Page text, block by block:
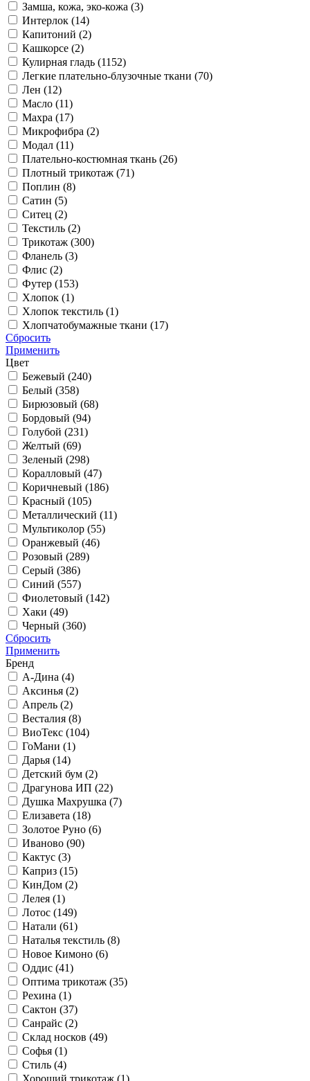
Замша, кожа, эко-кожа (3)
Интерлок (14)
Капитоний (2)
Кашкорсе (2)
Кулирная гладь (1152)
Легкие плательно-блузочные ткани (70)
Лен (12)
Масло (11)
Махра (17)
Микрофибра (2)
Модал (11)
Плательно-костюмная ткань (26)
Плотный трикотаж (71)
Поплин (8)
Сатин (5)
Ситец (2)
Текстиль (2)
Трикотаж (300)
Фланель (3)
Флис (2)
Футер (153)
Хлопок (1)
Хлопок текстиль (1)
Хлопчатобумажные ткани (17)
Сбросить
Применить
Цвет
Бежевый (240)
Белый (358)
Бирюзовый (68)
Бордовый (94)
Голубой (231)
Желтый (69)
Зеленый (298)
Коралловый (47)
Коричневый (186)
Красный (105)
Металлический (11)
Мультиколор (55)
Оранжевый (46)
Розовый (289)
Серый (386)
Синий (557)
Фиолетовый (142)
Хаки (49)
Черный (360)
Сбросить
Применить
Бренд
А-Дина (4)
Аксинья (2)
Апрель (2)
Весталия (8)
ВиоТекс (104)
ГоМани (1)
Дарья (14)
Детский бум (2)
Драгунова ИП (22)
Душка Махрушка (7)
Елизавета (18)
Золотое Руно (6)
Иваново (90)
Кактус (3)
Каприз (15)
КинДом (2)
Лелея (1)
Лотос (149)
Натали (61)
Наталья текстиль (8)
Новое Кимоно (6)
Оддис (41)
Оптима трикотаж (35)
Рехина (1)
Сактон (37)
Санрайс (2)
Склад носков (49)
Софья (1)
Стиль (4)